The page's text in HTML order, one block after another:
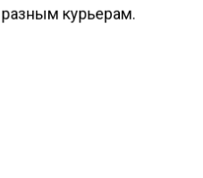
разным курьерам.